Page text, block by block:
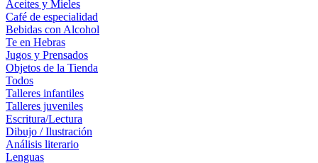
Aceites y Mieles
Café de especialidad
Bebidas con Alcohol
Te en Hebras
Jugos y Prensados
Objetos de la Tienda
Todos
Talleres infantiles
Talleres juveniles
Escritura/Lectura
Dibujo / Ilustración
Análisis literario
Lenguas